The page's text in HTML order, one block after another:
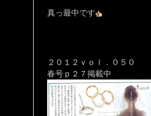
真っ最中です
２０１２ｖｏｌ．０５０
春号ｐ２７掲載中